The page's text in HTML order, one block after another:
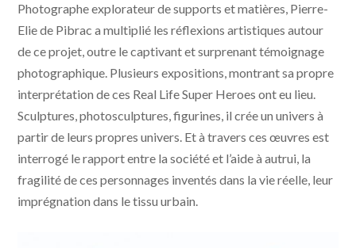
Photographe explorateur de supports et matières, Pierre-
Elie de Pibrac a multiplié les réflexions artistiques autour
de ce projet, outre le captivant et surprenant témoignage
photographique. Plusieurs expositions, montrant sa propre
interprétation de ces Real Life Super Heroes ont eu lieu.
Sculptures, photosculptures, figurines, il crée un univers à
partir de leurs propres univers. Et à travers ces œuvres est
interrogé le rapport entre la société et l’aide à autrui, la
fragilité de ces personnages inventés dans la vie réelle, leur
imprégnation dans le tissu urbain.